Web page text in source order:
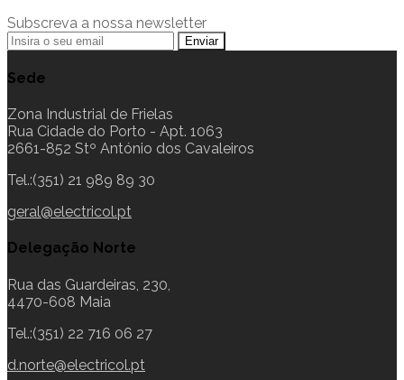
Subscreva a nossa newsletter
Sede
Zona Industrial de Frielas
Rua Cidade do Porto - Apt. 1063
2661-852 Stº António dos Cavaleiros
Tel.:(351) 21 989 89 30
geral@electricol.pt
Delegação Norte
Rua das Guardeiras, 230,
4470-608 Maia
Tel.:(351) 22 716 06 27
d.norte@electricol.pt